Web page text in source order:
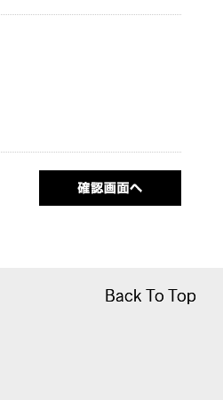
Back To Top
Back To Top